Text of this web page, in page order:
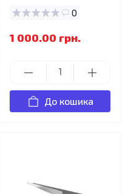
0
1 000.00 грн.
До кошика